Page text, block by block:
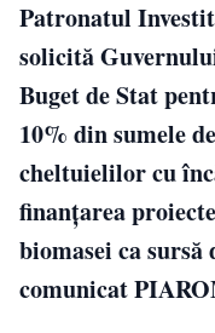
Patronatul
solicită
Buget de Stat
10% din sumele
cheltuielilor cu
finanţarea
biomasei ca
comunicat